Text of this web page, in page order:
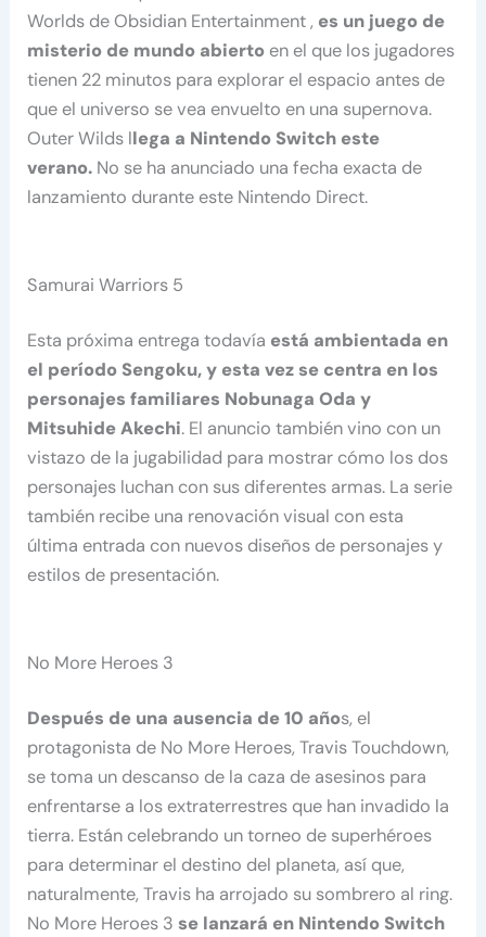
Worlds de Obsidian Entertainment , es un juego de
misterio de mundo abierto en el que los jugadores
tienen 22 minutos para explorar el espacio antes de
que el universo se vea envuelto en una supernova.
Outer Wilds llega a Nintendo Switch este
verano. No se ha anunciado una fecha exacta de
lanzamiento durante este Nintendo Direct.
Samurai Warriors 5
Esta próxima entrega todavía está ambientada en
el período Sengoku, y esta vez se centra en los
personajes familiares Nobunaga Oda y
Mitsuhide Akechi. El anuncio también vino con un
vistazo de la jugabilidad para mostrar cómo los dos
personajes luchan con sus diferentes armas. La serie
también recibe una renovación visual con esta
última entrada con nuevos diseños de personajes y
estilos de presentación.
No More Heroes 3
Después de una ausencia de 10 años, el
protagonista de No More Heroes, Travis Touchdown,
se toma un descanso de la caza de asesinos para
enfrentarse a los extraterrestres que han invadido la
tierra. Están celebrando un torneo de superhéroes
para determinar el destino del planeta, así que,
naturalmente, Travis ha arrojado su sombrero al ring.
No More Heroes 3se lanzará en Nintendo Switch